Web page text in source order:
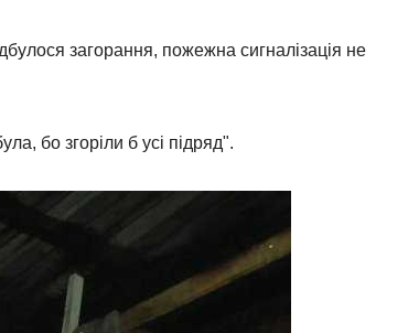
загорання, пожежна сигналізація не
бо згоріли б усі підряд".